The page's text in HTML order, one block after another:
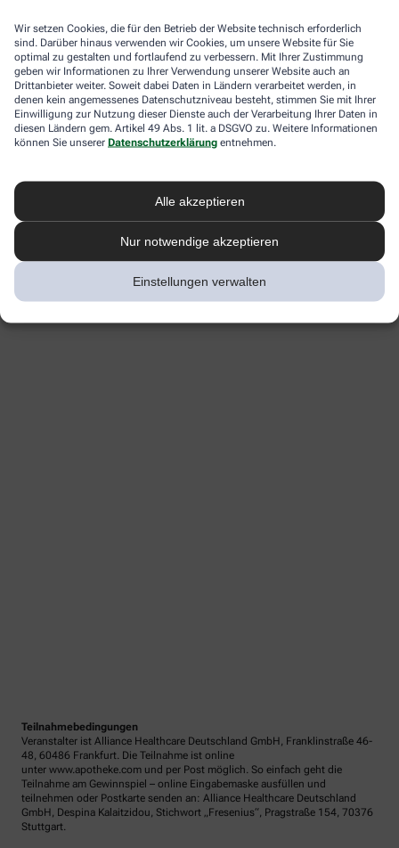
Wir setzen Cookies, die für den Betrieb der Website technisch erforderlich
sind. Darüber hinaus verwenden wir Cookies, um unsere Website für Sie
optimal zu gestalten und fortlaufend zu verbessern. Mit Ihrer Zustimmung
geben wir Informationen zu Ihrer Verwendung unserer Website auch an
Drittanbieter weiter. Soweit dabei Daten in Ländern verarbeitet werden, in
denen kein angemessenes Datenschutzniveau besteht, stimmen Sie mit Ihrer
Einwilligung zur Nutzung dieser Dienste auch der Verarbeitung Ihrer Daten in
diesen Ländern gem. Artikel 49 Abs. 1 lit. a DSGVO zu. Weitere Informationen
können Sie unserer Datenschutzerklärung entnehmen.
Alle akzeptieren
Nur notwendige akzeptieren
Einstellungen verwalten
Teilnahmebedingungen
Veranstalter ist Alliance Healthcare Deutschland GmbH, Franklinstraße 46-
48, 60486 Frankfurt. Die Teilnahme ist online
unter www.apotheke.com und per Post möglich. So einfach geht die
Teilnahme am Gewinnspiel – online Eingabemaske ausfüllen und
teilnehmen oder Postkarte senden an: Alliance Healthcare Deutschland
GmbH, Despina Kalaitzidou, Stichwort „Fresenius“, Pragstraße 154, 70376
Stuttgart.